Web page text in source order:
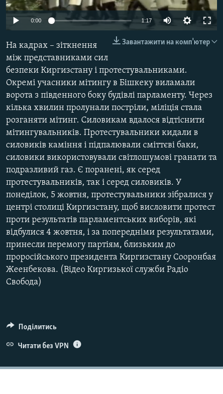
ВІДЕОУРОКИ «ELIFBE»
УКРАЇНСЬКА ПРОБЛЕМА КРИМУ
ІНФОГРАФІКА
Русский
ДОЛУЧАЙСЯ!
Усі сайти RFE/RL
Auto 240p 360p
0:00 1:17
480p
1080p
Завантажити на комп'ютер
На кадрах – зіткнення
між представниками сил
безпеки Киргизстану і протестувальниками.
Окремі учасники мітингу в Бішкеку виламали
ворота з південного боку будівлі парламенту. Через
кілька хвилин пролунали постріли, міліція стала
розганяти мітинг. Силовикам вдалося відтіснити
мітингувальників. Протестувальники кидали в
силовиків каміння і підпалювали сміттєві баки,
силовики використовували світлошумові гранати та
подразливий газ. Є поранені, як серед
протестувальників, так і серед силовиків. У
понеділок, 5 жовтня, протестувальники зібралися у
центрі столиці Киргизстану, щоб висловити протест
проти результатів парламентських виборів, які
відбулися 4 жовтня, і за попередніми результатами,
принесли перемогу партіям, близьким до
проросійського президента Киргизстану Сооронбая
Жеенбекова. (Відео Киргизької служби Радіо
Свобода)
Поділитись
Читати без VPN